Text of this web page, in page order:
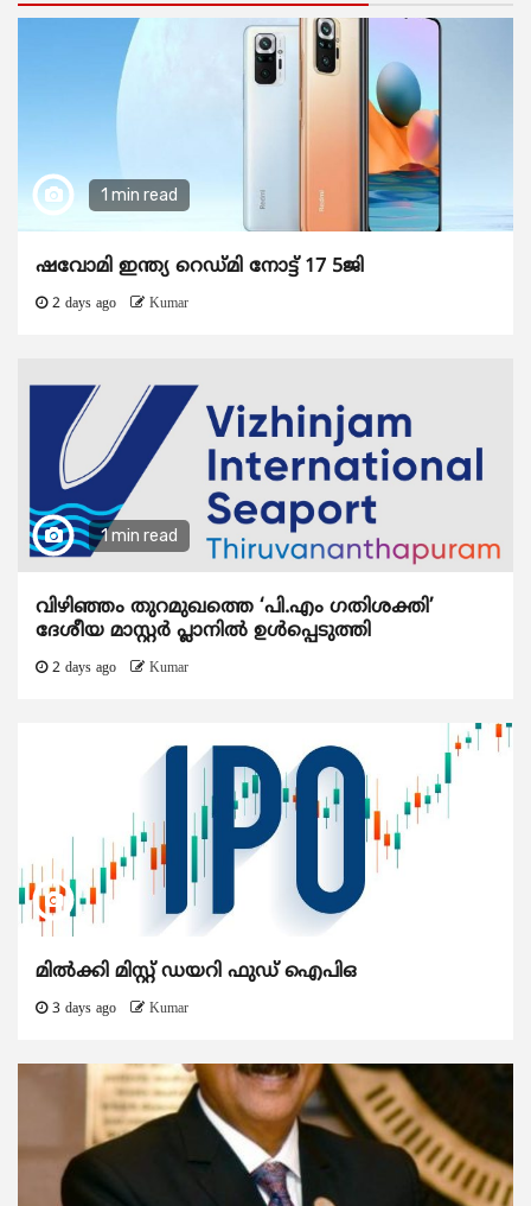
1 min read
ഷവോമി ഇന്ത്യ റെഡ്മി നോട്ട് 17 5ജി
2 days ago Kumar
1 min read
വിഴിഞ്ഞം തുറമുഖത്തെ ‘പി.എം ഗതിശക്തി’
ദേശീയ മാസ്റ്റർ പ്ലാനിൽ ഉൾപ്പെടുത്തി
2 days ago Kumar
മിൽക്കി മിസ്റ്റ് ഡയറി ഫുഡ് ഐപിഒ
3 days ago Kumar